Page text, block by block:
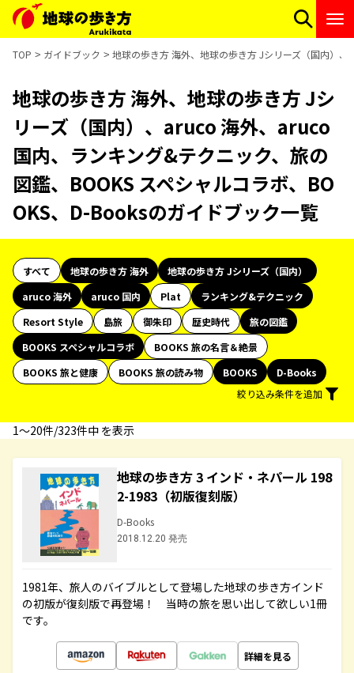
TOP ガイドブック 地球の歩き方 海外、地球の歩き方 Jシリーズ（国内）
地球の歩き方 海外、地球の歩き方 Jシ
リーズ（国内）、aruco 海外、aruco
国内、ランキング&テクニック、旅の
図鑑、BOOKS スペシャルコラボ、BO
OKS、D-Booksのガイドブック一覧
すべて 地球の歩き方 海外
地球の歩き方 Jシリーズ（国内）
aruco 海外
aruco 国内 Plat
ランキング&テクニック
Resort Style
島旅 御朱印 歴史時代
旅の図鑑
BOOKS スペシャルコラボ
BOOKS 旅の名言＆絶景
BOOKS 旅と健康
BOOKS 旅の読み物 BOOKS
D-Books
絞り込み条件を追加
1〜20件/323件中 を表示
地球の歩き方 3 インド・ネパール 198
2-1983（初版復刻版）
D-Books
2018.12.20 発売
1981年、旅人のバイブルとして登場した地球の歩き方インド
の初版が復刻版で再登場！ 当時の旅を思い出して欲しい1冊
です。
詳細を見る